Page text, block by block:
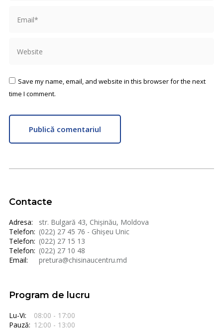
Save my name, email, and website in this browser for the next
time I comment.
Publică comentariul
Contacte
Adresa:
str. Bulgară 43, Chișinău, Moldova
Telefon: (022) 27 45 76 - Ghișeu Unic
Telefon: (022) 27 15 13
Telefon: (022) 27 10 48
Email:
pretura@chisinaucentru.md
Program de lucru
Lu-Vi:
08:00 - 17:00
Pauză: 12:00 - 13:00